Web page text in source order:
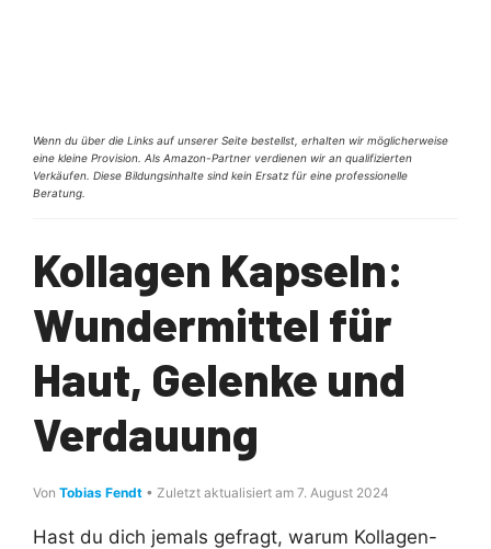
Wenn du über die Links auf unserer Seite bestellst, erhalten wir möglicherweise
eine kleine Provision. Als Amazon-Partner verdienen wir an qualifizierten
Verkäufen. Diese Bildungsinhalte sind kein Ersatz für eine professionelle
Beratung.
Kollagen Kapseln:
Wundermittel für
Haut, Gelenke und
Verdauung
Von Tobias Fendt • Zuletzt aktualisiert am 7. August 2024
Hast du dich jemals gefragt, warum Kollagen-